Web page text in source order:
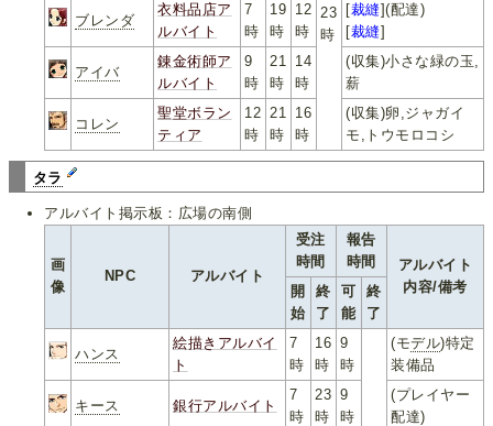
23
時
ブレンダ
衣料品店ア
ルバイト
7
時
19
時
12
時
[裁縫](配達)
[裁縫]
アイバ
錬金術師ア
ルバイト
9
時
21
時
14
時
(収集)小さな緑の玉,
薪
コレン
聖堂ボラン
ティア
12
時
21
時
16
時
(収集)卵,ジャガイ
モ,トウモロコシ
タラ
アルバイト掲示板：広場の南側
画
像
NPC アルバイト
受注
時間
報告
時間
アルバイト
内容/備考
開
始
終
了
可
能
終
了
ハンス
絵描きアルバイ
ト
7
時
16
時
9
時
(モデル)特定
装備品
キース 銀行アルバイト
7
時
23
時
9
時
(プレイヤー
配達)